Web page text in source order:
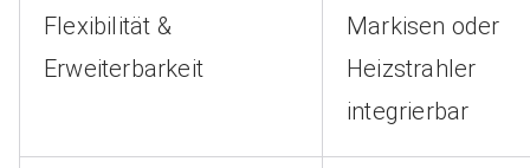
Flexibilität &
Erweiterbarkeit
Markisen oder
Heizstrahler
integrierbar